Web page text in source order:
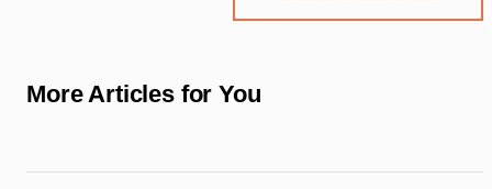
More Articles for You